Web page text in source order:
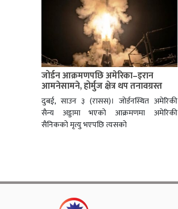
जोर्डन आक्रमणपछि अमेरिका–इरान
आमनेसामने, होर्मुज क्षेत्र थप तनावग्रस्त
दुबई, साउन ३ (रासस)। जोर्डनस्थित अमेरिकी
सैन्य अड्डामा भएको आक्रमणमा अमेरिकी
सैनिकको मृत्यु भएपछि त्यसको